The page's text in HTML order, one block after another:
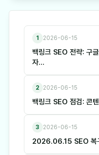
1 2026-06-15
백링크 SEO 전략: 구
자…
2 2026-06-15
백링크 SEO 점검: 콘
3 2026-06-15
2026.06.15 SEO 복